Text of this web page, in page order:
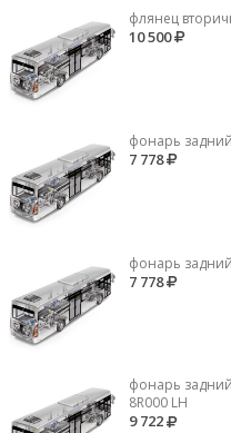
флянец
10 500
фонарь
7 778
фонарь
7 778
фонарь
8R000 LH
9 722